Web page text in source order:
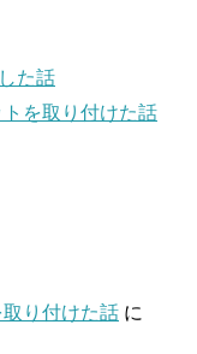
た話
を取り付けた話
り付けた話 に